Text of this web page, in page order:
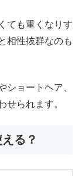
ても重くなりす
相性抜群なのも
ショートヘア、
せられます。
る？